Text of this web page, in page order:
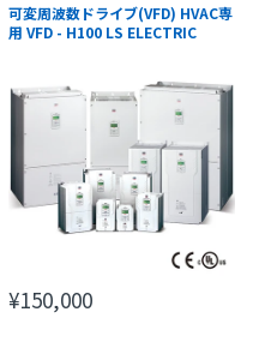
可変周波数ドライブ(VFD) HVAC専
用 VFD - H100 LS ELECTRIC
¥150,000